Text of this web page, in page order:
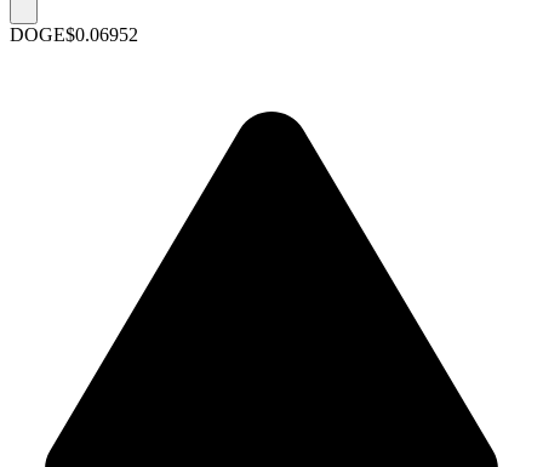
DOGE$0.06952